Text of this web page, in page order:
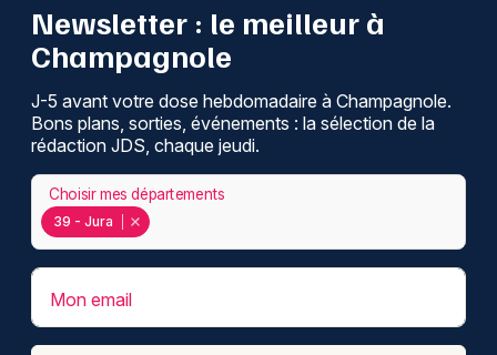
Newsletter : le meilleur à
Champagnole
J-5 avant votre dose hebdomadaire à Champagnole.
Bons plans, sorties, événements : la sélection de la
rédaction JDS, chaque jeudi.
39 - Jura
Choisir mes départements
Mon email